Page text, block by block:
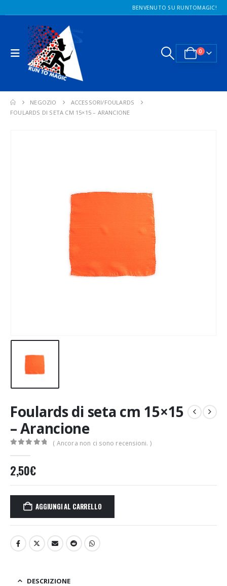
BENVENUTO SU RUNTOMAGIC!
0
NEGOZIO
ACCESSORI/FOULARDS
FOULARDS DI SETA CM 15×15 – ARANCIONE
Foulards di seta cm 15×15
– Arancione
( Ancora non ci sono recensioni. )
2,50€
AGGIUNGI AL CARRELLO
DESCRIZIONE